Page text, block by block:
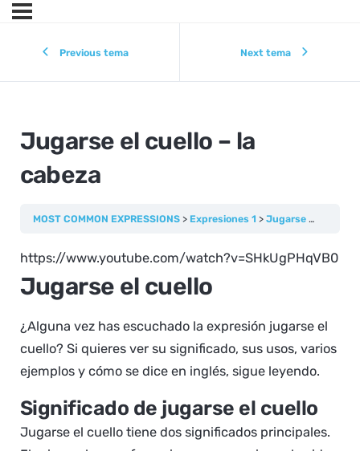
Previous tema Next tema
Jugarse el cuello – la
cabeza
MOST COMMON EXPRESSIONS Expresiones 1 Jugarse el cuello – la cabeza
https://www.youtube.com/watch?v=SHkUgPHqVB0
Jugarse el cuello
¿Alguna vez has escuchado la expresión jugarse el
cuello? Si quieres ver su significado, sus usos, varios
ejemplos y cómo se dice en inglés, sigue leyendo.
Significado de jugarse el cuello
Jugarse el cuello tiene dos significados principales.